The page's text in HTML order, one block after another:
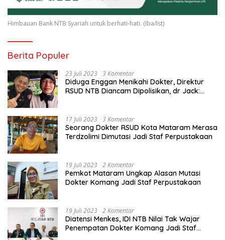
Himbauan Bank NTB Syariah untuk berhati-hati. (Iba/Ist)
Berita Populer
23 Juli 2023 3 Komentar
Diduga Enggan Menikahi Dokter, Direktur
RSUD NTB Diancam Dipolisikan, dr Jack:
17 Juli 2023 3 Komentar
Seorang Dokter RSUD Kota Mataram Merasa
Terdzolimi Dimutasi Jadi Staf Perpustakaan
19 Juli 2023 2 Komentar
Pemkot Mataram Ungkap Alasan Mutasi
Dokter Komang Jadi Staf Perpustakaan
19 Juli 2023 2 Komentar
Diatensi Menkes, IDI NTB Nilai Tak Wajar
Penempatan Dokter Komang Jadi Staf